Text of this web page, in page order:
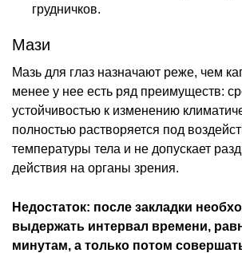
грудничков.
Мази
Мазь для глаз назначают реже, чем
менее у нее есть ряд преимуществ:
устойчивостью к изменению
полностью растворяется под
температуры тела и не допускает
действия на органы зрения.
Недостаток: после закладки
выдержать интервал времени,
минутам, а только потом